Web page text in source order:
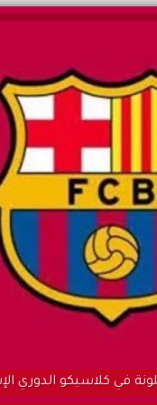
في كلاسيكو الدوري